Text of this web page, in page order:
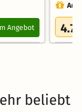
Angebot 4.7
beliebt